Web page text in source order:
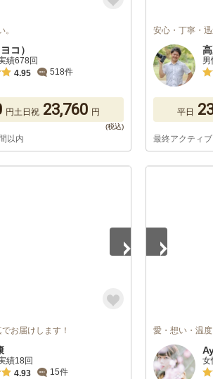
コ）
績678回
4.95
518件
円土日祝 23,760 円
以内
安心・丁寧・
平日
最終アクティ
お届けします！
績18回
4.93
15件
愛・想い・温
女